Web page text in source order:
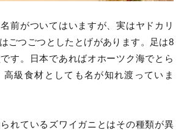
前がついてはいますが、実はヤドカリ
ごつごつとしたとげがあります。足は8
す。日本であればオホーツク海でとら
級食材としても名が知れ渡っていま
れているズワイガニとはその種類が異